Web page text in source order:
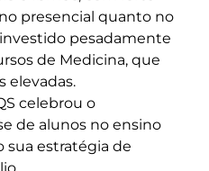
presencial quanto no
pesadamente
de Medicina, que
elevadas.
celebrou o
de alunos no ensino
sua estratégia de